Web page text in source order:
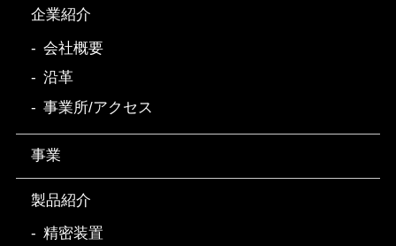
企業紹介
会社概要
沿革
事業所/アクセス
事業
製品紹介
精密装置